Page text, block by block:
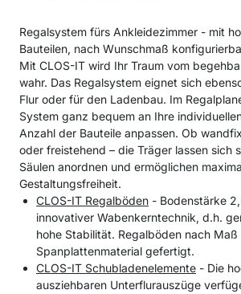
Regalsystem fürs Ankleidezimmer - mit
Bauteilen, nach Wunschmaß
Mit CLOS-IT wird Ihr Traum vom
wahr. Das Regalsystem eignet sich
Flur oder für den Ladenbau. Im
System ganz bequem an Ihre
Anzahl der Bauteile anpassen. Ob
oder freistehend – die Träger lassen sich
Säulen anordnen und ermöglichen
Gestaltungsfreiheit.
CLOS-IT Regalböden - Bodenstärke
innovativer Wabenkerntechnik, d.h.
hohe Stabilität. Regalböden nach
Spanplattenmaterial gefertigt.
CLOS-IT Schubladenelemente - Die
ausziehbaren Unterflurauszüge